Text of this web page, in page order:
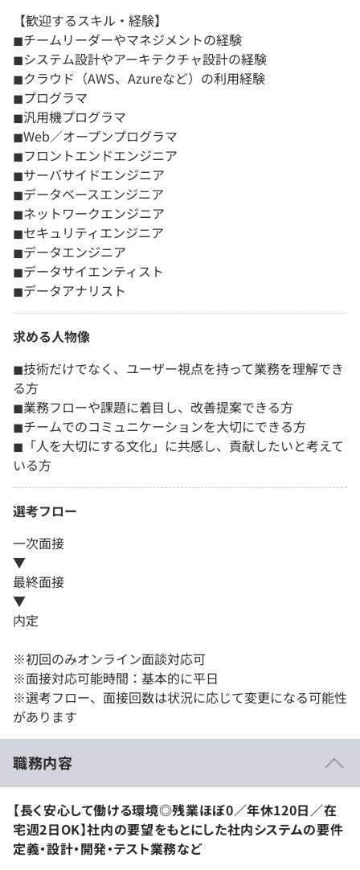
【歓迎するスキル・経験】
◼︎チームリーダーやマネジメントの経験
◼︎システム設計やアーキテクチャ設計の経験
◼︎クラウド（AWS、Azureなど）の利用経験
◼︎プログラマ
◼︎汎用機プログラマ
◼︎Web／オープンプログラマ
◼︎フロントエンドエンジニア
◼︎サーバサイドエンジニア
◼︎データベースエンジニア
◼︎ネットワークエンジニア
◼︎セキュリティエンジニア
◼︎データエンジニア
◼︎データサイエンティスト
◼︎データアナリスト
求める人物像
◼︎技術だけでなく、ユーザー視点を持って業務を理解でき
る方
◼︎業務フローや課題に着目し、改善提案できる方
◼︎チームでのコミュニケーションを大切にできる方
◼︎「人を大切にする文化」に共感し、貢献したいと考えて
いる方
選考フロー
一次面接
▼
最終面接
▼
内定
※初回のみオンライン面談対応可
※面接対応可能時間：基本的に平日
※選考フロー、面接回数は状況に応じて変更になる可能性
があります
職務内容
【長く安心して働ける環境◎残業ほぼ0／年休120日／在
宅週2日OK】社内の要望をもとにした社内システムの要件
定義・設計・開発・テスト業務など